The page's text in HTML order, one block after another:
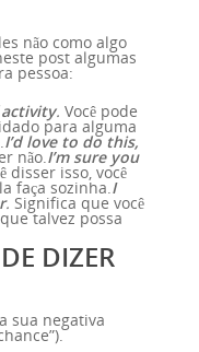
não como algo
post algumas
pessoa:
. Você pode
para alguma
I’d love to do this,
não.I’m sure you
disser isso, você
faça sozinha.I
. Significa que você
talvez possa
DIZER
sua negativa